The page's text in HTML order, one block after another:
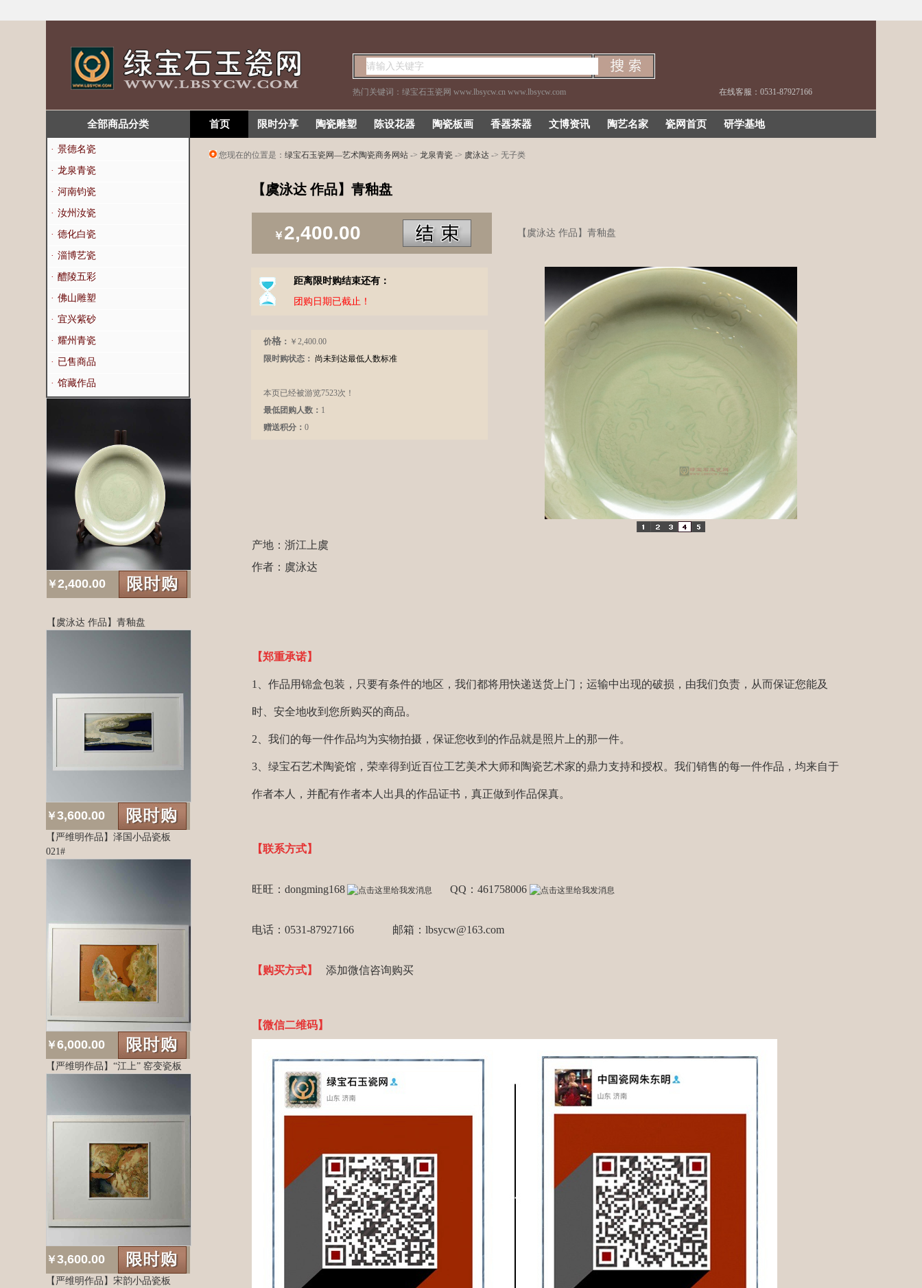
热门关键词： 绿宝石玉瓷网 www.lbsycw.cn www.lbsycw.com 在线客服：0531-87927166
全部商品分类 首页 限时分享 陶瓷雕塑 陈设花器 陶瓷板画 香器茶器 文博资讯 陶艺名家 瓷网首页 研学基地
· 景德名瓷
· 龙泉青瓷
· 河南钧瓷
· 汝州汝瓷
· 德化白瓷
· 淄博艺瓷
· 醴陵五彩
· 佛山雕塑
· 宜兴紫砂
· 耀州青瓷
· 已售商品
· 馆藏作品
￥2,400.00
【虞泳达 作品】青釉盘
￥3,600.00
【严维明作品】泽国小品瓷板
021#
￥6,000.00
【严维明作品】“江上” 窑变瓷板
￥3,600.00
【严维明作品】宋韵小品瓷板
您现在的位置是： 绿宝石玉瓷网—艺术陶瓷商务网站-> 龙泉青瓷-> 虞泳达-> 无子类
【虞泳达 作品】青釉盘
￥ 2,400.00 【虞泳达 作品】青釉盘
距离限时购结束还有：
团购日期已截止！
价格： ￥2,400.00
限时购状态： 尚未到达最低人数标准
本页已经被游览7523次！
最低团购人数： 1
赠送积分： 0
产地：浙江上虞
作者：虞泳达
【郑重承诺】
1、作品用锦盒包装，只要有条件的地区，我们都将用快递送货上门；运输中出现的破损，由我们负责，从而保证您能及
时、安全地收到您所购买的商品。
2、我们的每一件作品均为实物拍摄，保证您收到的作品就是照片上的那一件。
3、绿宝石艺术陶瓷馆，荣幸得到近百位工艺美术大师和陶瓷艺术家的鼎力支持和授权。我们销售的每一件作品，均来自于
作者本人，并配有作者本人出具的作品证书，真正做到作品保真。
【联系方式】
旺旺：dongming168 QQ：461758006
电话：0531-87927166 邮箱： lbsycw@163.com
【购买方式】 添加微信咨询购买
【微信二维码】